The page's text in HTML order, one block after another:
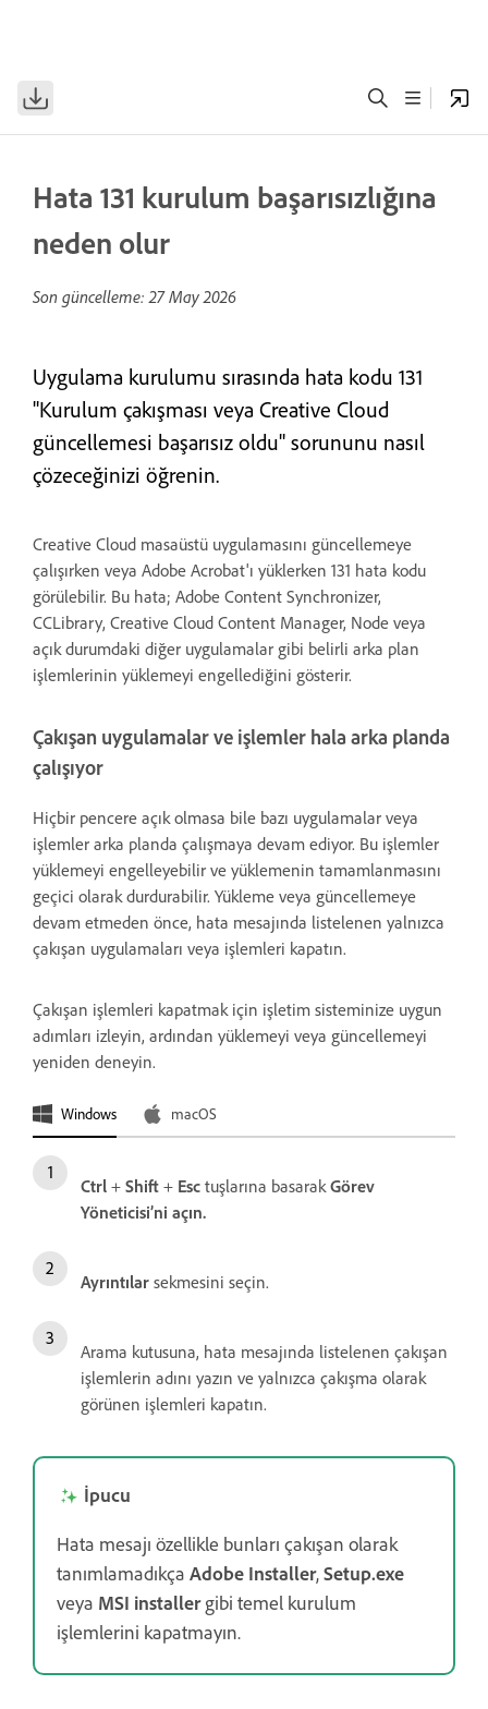
Hata 131 kurulum başarısızlığına
neden olur
Son güncelleme:27 May 2026
Uygulama kurulumu sırasında hata kodu 131
"Kurulum çakışması veya Creative Cloud
güncellemesi başarısız oldu" sorununu nasıl
çözeceğinizi öğrenin.
Creative Cloud masaüstü uygulamasını güncellemeye
çalışırken veya Adobe Acrobat'ı yüklerken 131 hata kodu
görülebilir. Bu hata; Adobe Content Synchronizer,
CCLibrary, Creative Cloud Content Manager, Node veya
açık durumdaki diğer uygulamalar gibi belirli arka plan
işlemlerinin yüklemeyi engellediğini gösterir.
Çakışan uygulamalar ve işlemler hala arka planda
çalışıyor
Hiçbir pencere açık olmasa bile bazı uygulamalar veya
işlemler arka planda çalışmaya devam ediyor. Bu işlemler
yüklemeyi engelleyebilir ve yüklemenin tamamlanmasını
geçici olarak durdurabilir. Yükleme veya güncellemeye
devam etmeden önce, hata mesajında listelenen yalnızca
çakışan uygulamaları veya işlemleri kapatın.
Çakışan işlemleri kapatmak için işletim sisteminize uygun
adımları izleyin, ardından yüklemeyi veya güncellemeyi
yeniden deneyin.
Windows macOS
Ctrl + Shift + Esc tuşlarına basarak Görev
Yöneticisi’ni açın.
Ayrıntılar sekmesini seçin.
Arama kutusuna, hata mesajında listelenen çakışan
işlemlerin adını yazın ve yalnızca çakışma olarak
görünen işlemleri kapatın.
İpucu
Hata mesajı özellikle bunları çakışan olarak
tanımlamadıkça Adobe Installer,Setup.exe
veya MSI installergibi temel kurulum
işlemlerini kapatmayın.